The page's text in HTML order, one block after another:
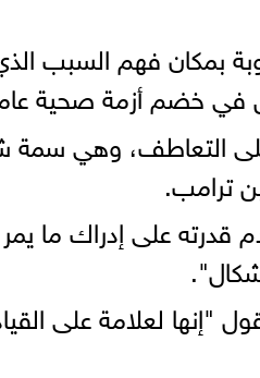
بمكان فهم السبب
في خضم أزمة صحية
على التعاطف، وهي
ترامب.
قدرته على إدراك ما
"إنها لعلامة على